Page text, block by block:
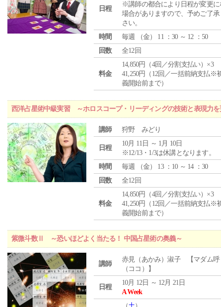
日程
※講師の都合により日程が変更に
場合がありますので、予めご了承
さい。
時間
毎週 （金） 11 ：30 ～ 12 ：50
回数
全12回
料金
14,850円（4回／分割支払い）×3
41,250円（12回／一括前納支払※
義開始前まで）
西洋占星術中級実習 ～ホロスコープ・リーディングの技術と表現力
講師 狩野 みどり
日程
10月 11日 ～ 1月 10日
※12/13・1/3は休講となります。
時間
毎週 （金） 13 ：10 ～ 14 ：30
回数
全12回
料金
14,850円（4回／分割支払い）×3
41,250円（12回／一括前納支払※
義開始前まで）
紫微斗数Ⅱ ～恐いほどよく当たる！ 中国占星術の奥義～
講師
赤見（あかみ）淑子 【マダム呼
（ココ）】
日程
10月 12日 ～ 12月 21日
A Week